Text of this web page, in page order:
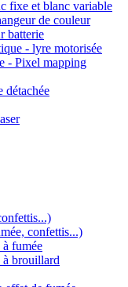
fixe et blanc variable
de couleur
batterie
- lyre motorisée
- Pixel mapping
détachée
confettis...)
fumée
brouillard